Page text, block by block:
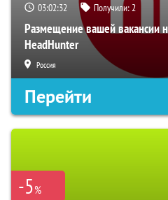
03:02:31 Получили:2
Размещение вашей вакансии
HeadHunter
Россия
Перейти
-5%